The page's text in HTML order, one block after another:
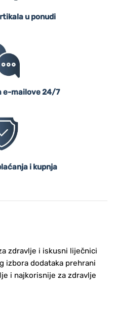
u ponudi
e-mailove 24/7
i kupnja
zdravlje i iskusni liječnici
izbora dodataka prehrani
i najkorisnije za zdravlje